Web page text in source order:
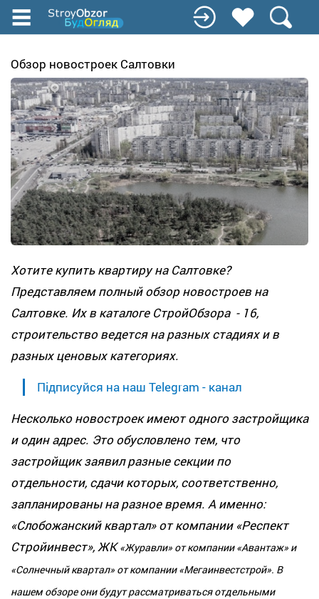
Перейти
до
вмісту
Обзор новостроек Салтовки
Хотите купить квартиру на Салтовке?
Представляем полный обзор новостроев на
Салтовке. Их в каталоге СтройОбзора - 16,
строительство ведется на разных стадиях и в
разных ценовых категориях.
Підписуйся на наш Telegram - канал
Несколько новостроек имеют одного застройщика
и один адрес. Это обусловлено тем, что
застройщик заявил разные секции по
отдельности, сдачи которых, соответственно,
запланированы на разное время. А именно:
«Слобожанский квартал» от компании «Респект
Стройинвест», ЖК«Журавли» от компании «Авантаж» и
«Солнечный квартал» от компании «Мегаинвестстрой». В
нашем обзоре они будут рассматриваться отдельными